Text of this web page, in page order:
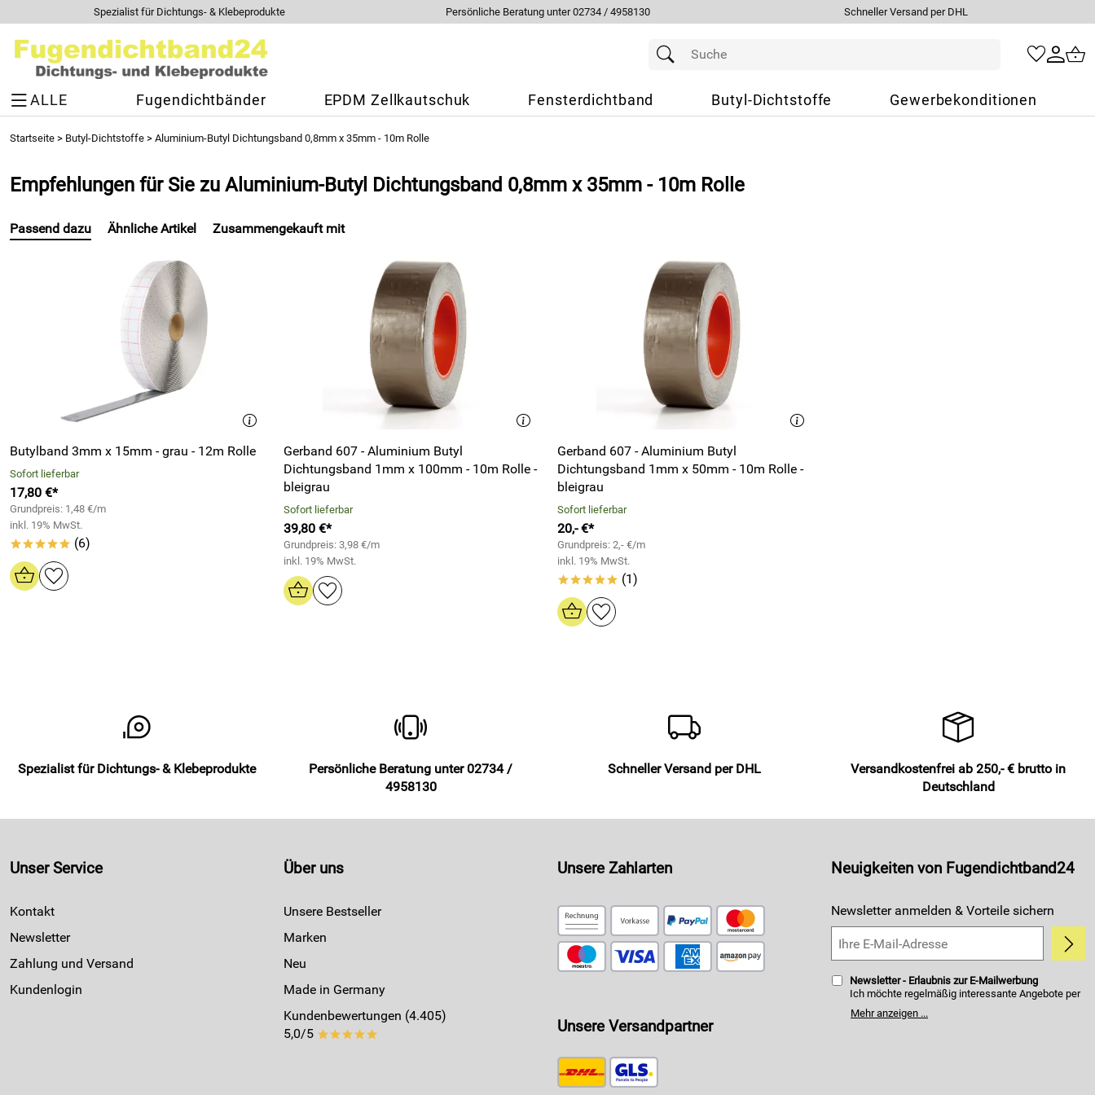
Spezialist für Dichtungs- & Klebeprodukte Persönliche Beratung unter 02734 / 4958130 Schneller Versand per DHL
ALLE Fugendichtbänder EPDM Zellkautschuk Fensterdichtband Butyl-Dichtstoffe Gewerbekonditionen
Startseite > Butyl-Dichtstoffe > Aluminium-Butyl Dichtungsband 0,8mm x 35mm - 10m Rolle
Empfehlungen für Sie zu Aluminium-Butyl Dichtungsband 0,8mm x 35mm - 10m Rolle
Passend dazu
Butylband 3mm x 15mm - grau - 12m Rolle
Sofort lieferbar
17,80 €*
Grundpreis: 1,48 €/m
inkl. 19% MwSt.
***** (6)
Gerband 607 - Aluminium Butyl
Dichtungsband 1mm x 100mm - 10m Rolle -
bleigrau
Sofort lieferbar
39,80 €*
Grundpreis: 3,98 €/m
inkl. 19% MwSt.
Gerband 607 - Aluminium Butyl
Dichtungsband 1mm x 50mm - 10m Rolle -
bleigrau
Sofort lieferbar
20,- €*
Grundpreis: 2,- €/m
inkl. 19% MwSt.
***** (1)
Ähnliche Artikel Zusammengekauft mit
Spezialist für Dichtungs- & Klebeprodukte
Persönliche Beratung unter 02734 /
4958130
Schneller Versand per DHL
Versandkostenfrei ab 250,- € brutto in
Deutschland
Unser Service
Kontakt
Newsletter
Zahlung und Versand
Kundenlogin
Über uns
Unsere Bestseller
Marken
Neu
Made in Germany
Kundenbewertungen (4.405)
5,0/5 *****
Unsere Zahlarten
Unsere Versandpartner
Neuigkeiten von Fugendichtband24
Newsletter anmelden & Vorteile sichern
Newsletter - Erlaubnis zur E-Mailwerbung
Ich möchte regelmäßig interessante Angebote per
E-Mail erhalten. Meine E-Mail-Adresse wird nicht an
andere Unternehmen weitergegeben. Zu
Mehr anzeigen ...